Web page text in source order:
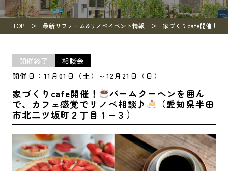
TOP 最新リフォーム&リノベイベント情報 家づくりcafe開催！
開催終了
相談会
開催日：11月01日（土）～12月21日（日）
家づくりcafe開催！
バームクーヘンを囲ん
で、カフェ感覚でリノベ相談♪
（愛知県半田
市北二ツ坂町２丁目１−３）